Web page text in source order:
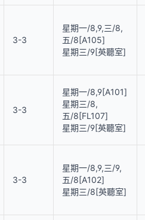
3-3
星期一/8,9,三/8,
五/8[A105]
星期三/9[英聽室]
3-3
星期一/8,9[A101]
星期三/8,
五/8[FL107]
星期三/9[英聽室]
3-3
星期一/8,9,三/9,
五/8[A102]
星期三/8[英聽室]